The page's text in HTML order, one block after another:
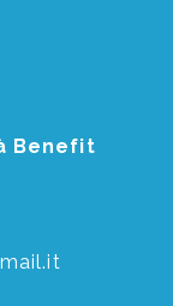
Benefit